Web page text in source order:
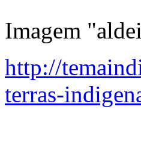
Imagem
http://
terras-